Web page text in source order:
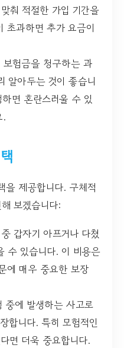
춰 적절한 가입 기간을
초과하면 추가 요금이
보험금을 청구하는 과
알아두는 것이 좋습니
면 혼란스러울 수 있
.
을 제공합니다. 구체적
보겠습니다:
갑자기 아프거나 다쳤
수 있습니다. 이 비용은
에 매우 중요한 보장
중에 발생하는 사고로
합니다. 특히 모험적인
면 더욱 중요합니다.